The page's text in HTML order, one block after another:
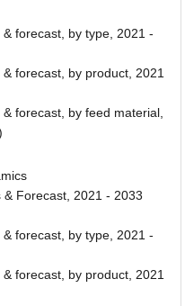
forecast, by type, 2021 -
forecast, by product, 2021
forecast, by feed material,
Forecast, 2021 - 2033
forecast, by type, 2021 -
forecast, by product, 2021